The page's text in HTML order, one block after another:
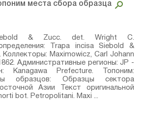
места сбора образца
& Zucc.⁣ det. Wright C.
Trapa incisa Siebold &
Maximowicz, Carl Johann
Административные регионы: JP -
Kanagawa Prefecture. Топоним:
образцов: Образцы сектора
Азии Текст оригинальной
bot. Petropolitani. Maxi ...